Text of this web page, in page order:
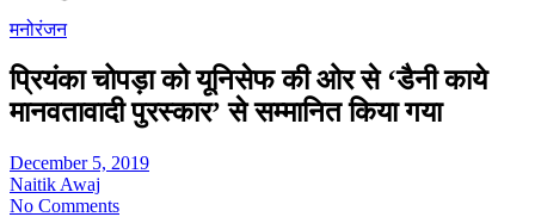
मनोरंजन
प्रियंका चोपड़ा को यूनिसेफ की ओर से ‘डैनी काये
मानवतावादी पुरस्कार’ से सम्मानित किया गया
December 5, 2019
Naitik Awaj
No Comments